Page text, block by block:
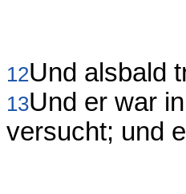
12Und alsbald
13Und er war
versucht; und